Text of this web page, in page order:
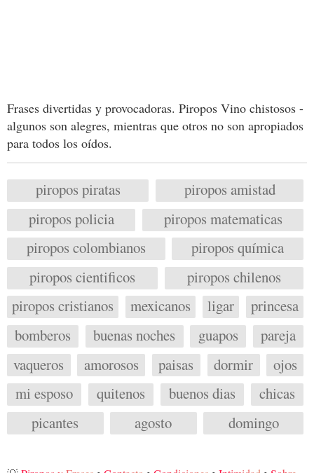
Frases divertidas y provocadoras. Piropos Vino chistosos -
algunos son alegres, mientras que otros no son apropiados
para todos los oídos.
piropos piratas
piropos amistad
piropos policia
piropos matematicas
piropos colombianos
piropos química
piropos cientificos
piropos chilenos
piropos cristianos
mexicanos ligar
princesa
bomberos
buenas noches guapos
pareja
vaqueros
amorosos paisas dormir
ojos
mi esposo
quitenos buenos dias
chicas
picantes
agosto domingo